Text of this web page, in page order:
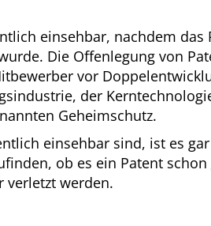
einsehbar, nachdem das
Die Offenlegung von
vor
der
Geheimschutz.
einsehbar sind, ist es
ob es ein Patent
verletzt werden.